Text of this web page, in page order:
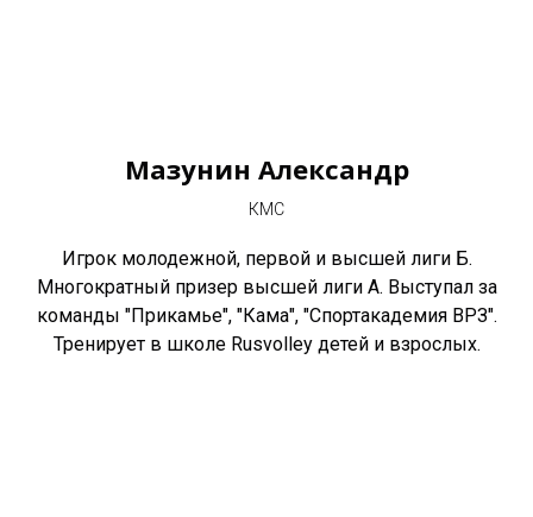
Мазунин Александр
КМС
Игрок молодежной, первой и высшей лиги Б.
Многократный призер высшей лиги А. Выступал за
команды "Прикамье", "Кама", "Спортакадемия ВРЗ".
Тренирует в школе Rusvolley детей и взрослых.